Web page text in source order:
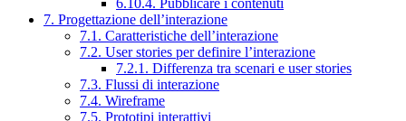
6.10.4. Pubblicare i contenuti
7. Progettazione dell’interazione
7.1. Caratteristiche dell’interazione
7.2. User stories per definire l’interazione
7.2.1. Differenza tra scenari e user stories
7.3. Flussi di interazione
7.4. Wireframe
7.5. Prototipi interattivi